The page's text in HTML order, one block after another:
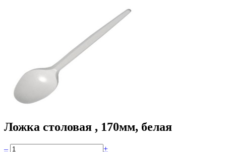
Ложка столовая , 170мм, белая
– +